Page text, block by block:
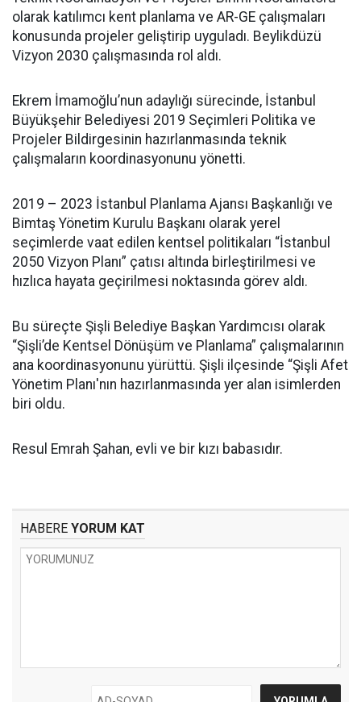
olarak katılımcı kent planlama ve AR-GE çalışmaları
konusunda projeler geliştirip uyguladı. Beylikdüzü
Vizyon 2030 çalışmasında rol aldı.
Ekrem İmamoğlu’nun adaylığı sürecinde, İstanbul
Büyükşehir Belediyesi 2019 Seçimleri Politika ve
Projeler Bildirgesinin hazırlanmasında teknik
çalışmaların koordinasyonunu yönetti.
2019 – 2023 İstanbul Planlama Ajansı Başkanlığı ve
Bimtaş Yönetim Kurulu Başkanı olarak yerel
seçimlerde vaat edilen kentsel politikaları “İstanbul
2050 Vizyon Planı” çatısı altında birleştirilmesi ve
hızlıca hayata geçirilmesi noktasında görev aldı.
Bu süreçte Şişli Belediye Başkan Yardımcısı olarak
“Şişli’de Kentsel Dönüşüm ve Planlama” çalışmalarının
ana koordinasyonunu yürüttü. Şişli ilçesinde “Şişli Afet
Yönetim Planı'nın hazırlanmasında yer alan isimlerden
biri oldu.
Resul Emrah Şahan, evli ve bir kızı babasıdır.
HABERE YORUM KAT